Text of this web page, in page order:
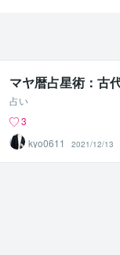
マヤ暦占星術：古
占い
3
kyo0611
2021/12/13